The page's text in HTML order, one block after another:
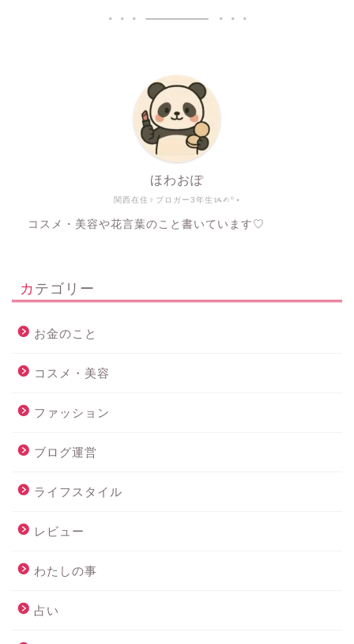
関西在住♀ブロガー3年生ᝰ✍︎꙳⋆
ほわおぽ
コスメ・美容や花言葉のこと書いています♡
カテゴリー
お金のこと
コスメ・美容
ファッション
ブログ運営
ライフスタイル
レビュー
わたしの事
占い